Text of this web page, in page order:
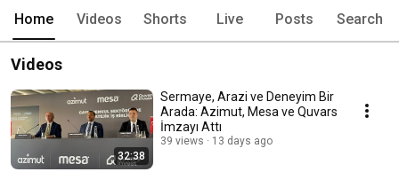
Home Videos Shorts Live Posts Search
Videos
32:38
Sermaye, Arazi ve Deneyim Bir
Arada: Azimut, Mesa ve Quvars
İmzayı Attı
39 views 13 days ago